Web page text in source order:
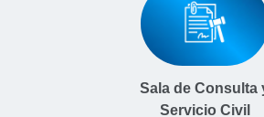
Sala de Consulta
Servicio Civil